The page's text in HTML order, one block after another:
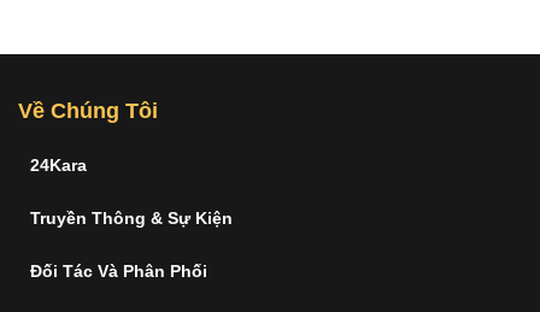
Về Chúng Tôi
24Kara
Truyền Thông & Sự Kiện
Đối Tác Và Phân Phối